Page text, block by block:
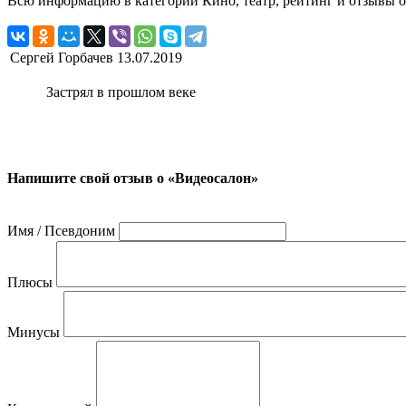
Сергей Горбачев 13.07.2019
Застрял в прошлом веке
Напишите свой отзыв о «Видеосалон»
Имя / Псевдоним
Плюсы
Минусы